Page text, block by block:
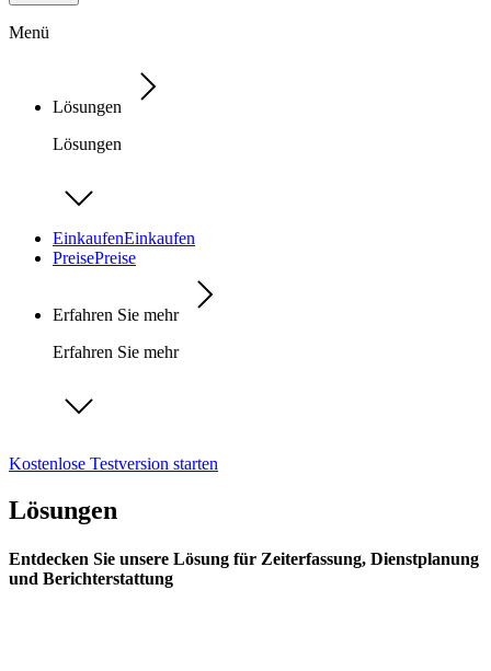
Menü
Lösungen
Lösungen
EinkaufenEinkaufen
PreisePreise
Erfahren Sie mehr
Erfahren Sie mehr
Kostenlose Testversion starten
Lösungen
Entdecken Sie unsere Lösung für Zeiterfassung, Dienstplanung
und Berichterstattung